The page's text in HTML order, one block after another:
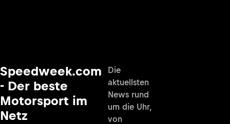
Speedweek.com
- Der beste
Motorsport im
Netz
Die
aktuellsten
News rund
um die Uhr,
von